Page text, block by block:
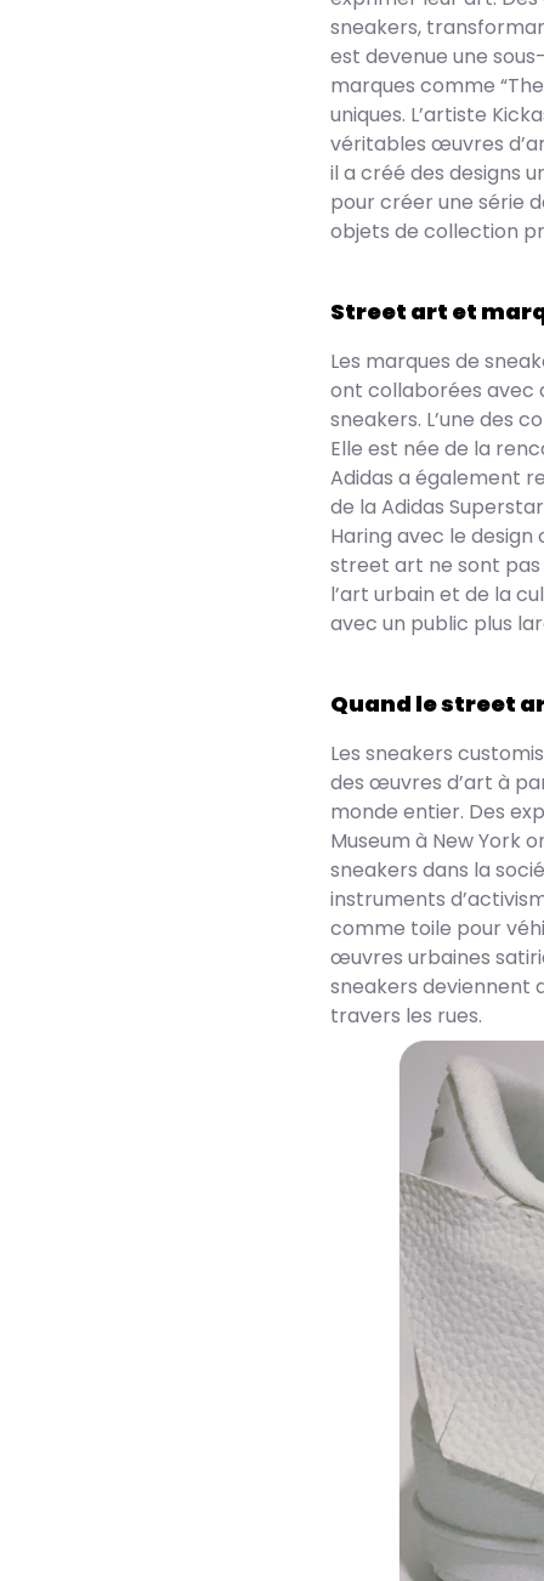
sneakers,
est devenue une
marques comme
uniques. L’artiste
véritables œuvres
il a créé des designs
pour créer une série
objets de collection
Street art et
Les marques de
ont collaborées avec
sneakers. L’une des
Elle est née de la
Adidas a également
de la Adidas
Haring avec le
street art ne sont
l’art urbain et de la
avec un public plus
Quand le street
Les sneakers
des œuvres d’art à
monde entier. Des
Museum à New York
sneakers dans la
instruments
comme toile pour
œuvres urbaines
sneakers deviennent
travers les rues.